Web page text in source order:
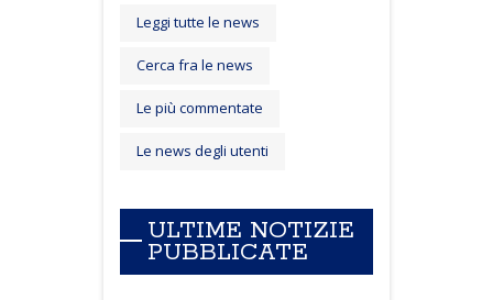
Leggi tutte le news
Cerca fra le news
Le più commentate
Le news degli utenti
ULTIME NOTIZIE
PUBBLICATE